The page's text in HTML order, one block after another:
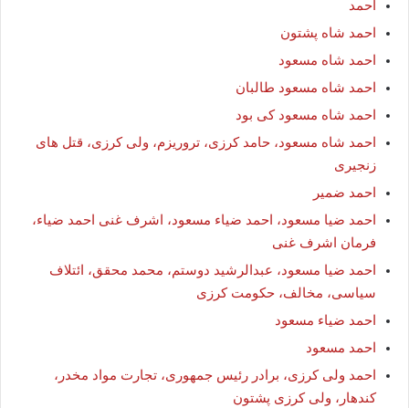
احمد
احمد شاه پشتون
احمد شاه مسعود
احمد شاه مسعود طالبان
احمد شاه مسعود کی بود
احمد شاه مسعود، حامد کرزی، تروریزم، ولی کرزی، قتل های
زنجیری
احمد ضمیر
احمد ضیا مسعود، احمد ضیاء مسعود، اشرف غنی احمد ضیاء،
فرمان اشرف غنی
احمد ضیا مسعود، عبدالرشید دوستم، محمد محقق، ائتلاف
سیاسی، مخالف، حکومت کرزی
احمد ضیاء مسعود
احمد مسعود
احمد ولی کرزی، برادر رئیس جمهوری، تجارت مواد مخدر،
کندهار، ولی کرزی پشتون